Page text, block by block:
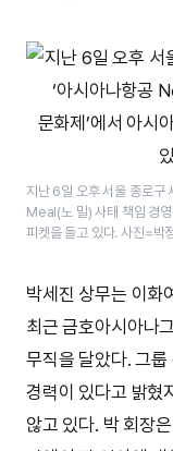
지난 6일 오후 서울 종로구
Meal(노 밀) 사태 책임 경영
피켓을 들고 있다. 사진=박
박세진 상무는 이화
최근 금호아시아나
무직을 달았다. 그
경력이 있다고 밝혔
않고 있다. 박 회장